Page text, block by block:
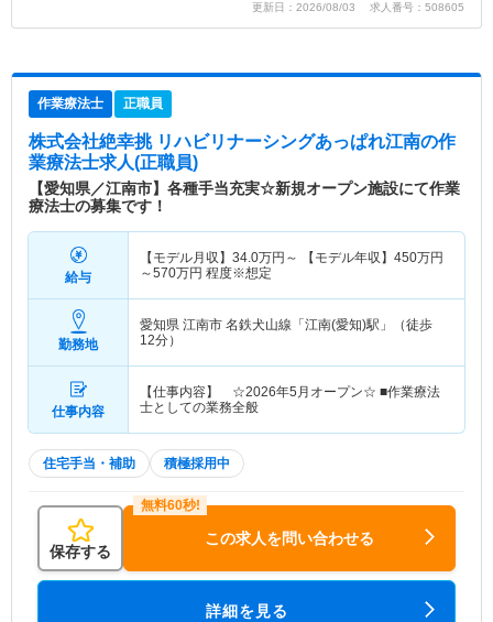
更新日：2026/08/03 求人番号：508605
作業療法士 正職員
株式会社絶幸挑 リハビリナーシングあっぱれ江南の作
業療法士求人(正職員)
【愛知県／江南市】各種手当充実☆新規オープン施設にて作業
療法士の募集です！
給与
【モデル月収】 34.0万円～ 【モデル年収】 450万円
～570万円 程度※想定
勤務地
愛知県 江南市 名鉄犬山線「江南(愛知)駅」（徒歩
12分）
仕事内容
【仕事内容】 ☆2026年5月オープン☆ ■作業療法
士としての業務全般
住宅手当・補助 積極採用中
保存する
この求人を問い合わせる
詳細を見る